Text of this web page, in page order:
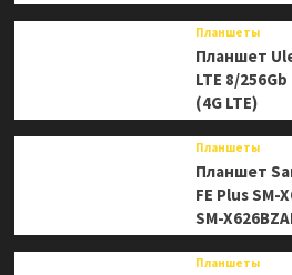
Планшеты
Планшет
LTE 8/
(4G LTE)
Планшеты
Планшет
FE Plus SM-
SM-
Планшеты